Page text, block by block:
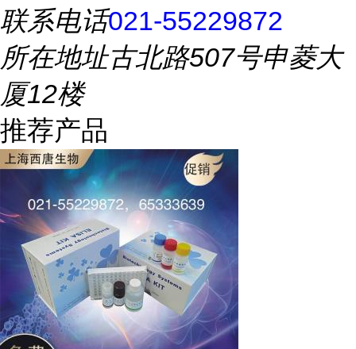
联系电话021-55229872
所在地址古北路507号申菱大
厦12楼
推荐产品